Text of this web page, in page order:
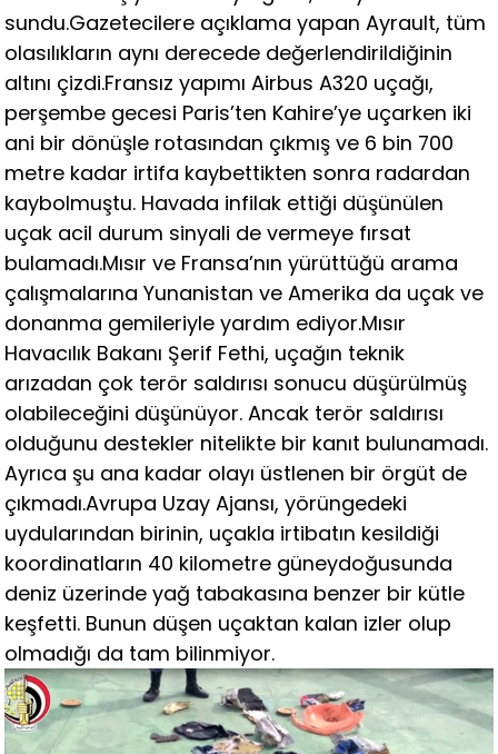
sundu.Gazetecilere açıklama yapan Ayrault, tüm
olasılıkların aynı derecede değerlendirildiğinin
altını çizdi.Fransız yapımı Airbus A320 uçağı,
perşembe gecesi Paris’ten Kahire’ye uçarken iki
ani bir dönüşle rotasından çıkmış ve 6 bin 700
metre kadar irtifa kaybettikten sonra radardan
kaybolmuştu. Havada infilak ettiği düşünülen
uçak acil durum sinyali de vermeye fırsat
bulamadı.Mısır ve Fransa’nın yürüttüğü arama
çalışmalarına Yunanistan ve Amerika da uçak ve
donanma gemileriyle yardım ediyor.Mısır
Havacılık Bakanı Şerif Fethi, uçağın teknik
arızadan çok terör saldırısı sonucu düşürülmüş
olabileceğini düşünüyor. Ancak terör saldırısı
olduğunu destekler nitelikte bir kanıt bulunamadı.
Ayrıca şu ana kadar olayı üstlenen bir örgüt de
çıkmadı.Avrupa Uzay Ajansı, yörüngedeki
uydularından birinin, uçakla irtibatın kesildiği
koordinatların 40 kilometre güneydoğusunda
deniz üzerinde yağ tabakasına benzer bir kütle
keşfetti. Bunun düşen uçaktan kalan izler olup
olmadığı da tam bilinmiyor.